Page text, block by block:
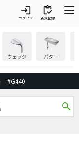
login
ログイン
inventory
新規登録
ウェッジ パター
#G440
search